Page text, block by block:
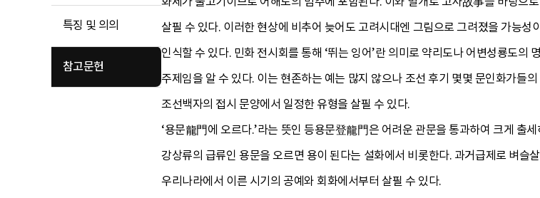
특징 및 의의
참고문헌
살필 수 있다. 이러한 현상에 비추어 늦어도 고려시대엔 그림으로 그려졌을 가능
인식할 수 있다. 민화 전시회를 통해 ‘뛰는 잉어’란 의미로 약리도나 어변성룡도
주제임을 알 수 있다. 이는 현존하는 예는 많지 않으나 조선 후기 몇몇 문인화가들
조선백자의 접시 문양에서 일정한 유형을 살필 수 있다.
‘용문龍門에 오르다.’라는 뜻인 등용문登龍門은 어려운 관문을 통과하여 크게
강상류의 급류인 용문을 오르면 용이 된다는 설화에서 비롯한다. 과거급제로 벼
우리나라에서 이른 시기의 공예와 회화에서부터 살필 수 있다.